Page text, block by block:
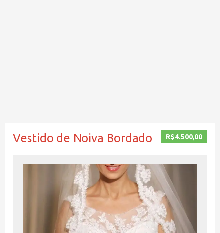
R$4.500,00
Vestido de Noiva Bordado